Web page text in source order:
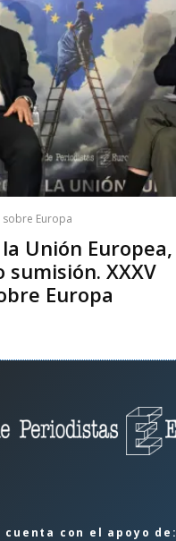
sobre Europa
Unión Europea,
XXXV
Europa
cuenta con el apoyo de: